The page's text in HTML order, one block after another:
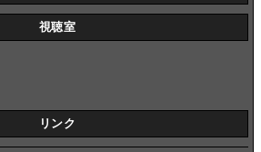
視聴室
リンク